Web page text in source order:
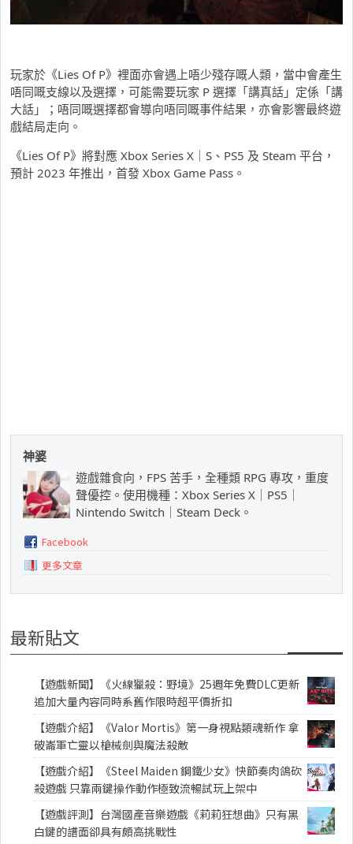
玩家於《Lies Of P》裡面亦會遇上唔少殘存嘅人類，當中會產生
唔同嘅支線以及選擇，可能需要玩家 P 選擇「講真話」定係「講
大話」；唔同嘅選擇都會導向唔同嘅事件結果，亦會影響最終遊
戲結局走向。
《Lies Of P》將對應 Xbox Series X｜S、PS5 及 Steam 平台，
預計 2023 年推出，首發 Xbox Game Pass。
神婆
遊戲雜食向，FPS 苦手，全種類 RPG 專攻，重度
聲優控。使用機種：Xbox Series X｜PS5｜
Nintendo Switch｜Steam Deck。
Facebook
更多文章
最新貼文
【遊戲新聞】《火線獵殺：野境》25週年免費DLC更新
追加大量內容同時系舊作限時超平價折扣
【遊戲介紹】《Valor Mortis》第一身視點類魂新作 拿
破崙軍亡靈以槍械劍與魔法殺敵
【遊戲介紹】《Steel Maiden 鋼鐵少女》快節奏肉鴿砍
殺遊戲 只靠兩鍵操作動作極致流暢試玩上架中
【遊戲評測】台灣國產音樂遊戲《莉莉狂想曲》只有黑
白鍵的譜面卻具有頗高挑戰性